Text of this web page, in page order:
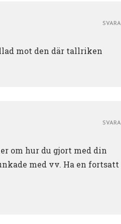
mot den där tallriken
SVARA
om hur du gjort med din
med vv. Ha en fortsatt
SVARA